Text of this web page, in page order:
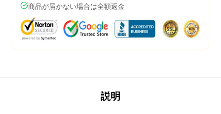
商品が届かない場合は全額返金
説明